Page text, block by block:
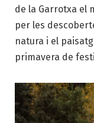
de la Garrotxa el
per les
natura i el
primavera de